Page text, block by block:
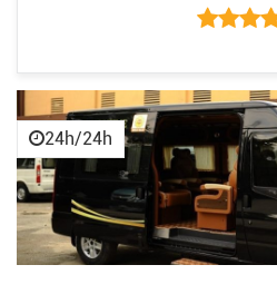
24h/24h